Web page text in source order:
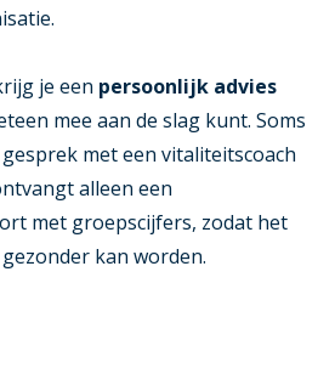
je een persoonlijk advies
mee aan de slag kunt. Soms
met een vitaliteitscoach
alleen een
met groepscijfers, zodat het
kan worden.